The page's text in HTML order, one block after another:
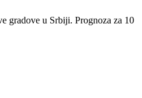
gradove u Srbiji. Prognoza za 10